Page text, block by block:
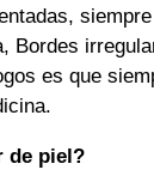
Bordes
es que
de piel?